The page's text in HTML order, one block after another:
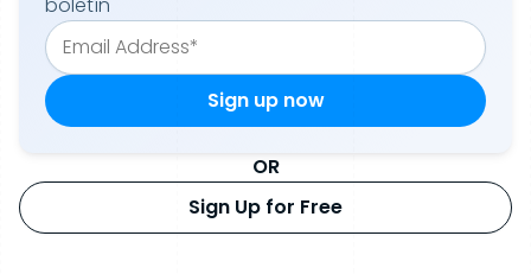
OR
Sign Up for Free